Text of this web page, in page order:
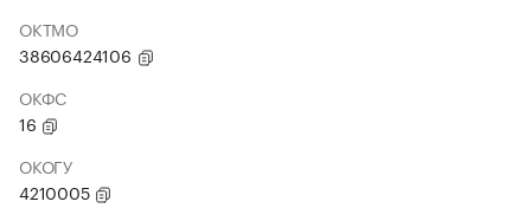
ОКТМО
38606424106
ОКФС
16
ОКОГУ
4210005